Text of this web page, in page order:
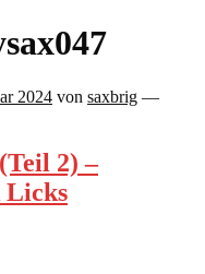
2024 von saxbrig —
2) –
Licks